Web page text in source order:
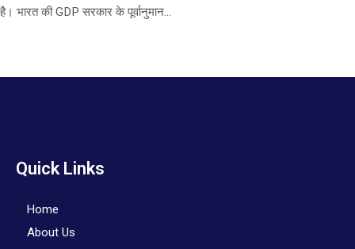
है। भारत की GDP सरकार के पूर्वानुमान...
Quick Links
Home
About Us